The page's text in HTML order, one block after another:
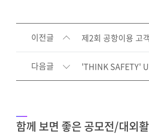
이전글 제2회 공항이용 고
다음글 'THINK SAFETY'
함께 보면 좋은 공모전/대외